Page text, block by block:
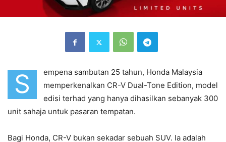
S
empena sambutan 25 tahun, Honda Malaysia
memperkenalkan CR-V Dual-Tone Edition, model
edisi terhad yang hanya dihasilkan sebanyak 300
unit sahaja untuk pasaran tempatan.
Bagi Honda, CR-V bukan sekadar sebuah SUV. Ia adalah